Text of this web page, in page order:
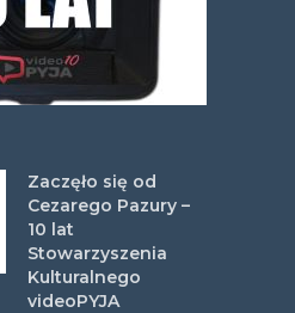
Zaczęło się od
Cezarego Pazury –
10 lat
Stowarzyszenia
Kulturalnego
videoPYJA